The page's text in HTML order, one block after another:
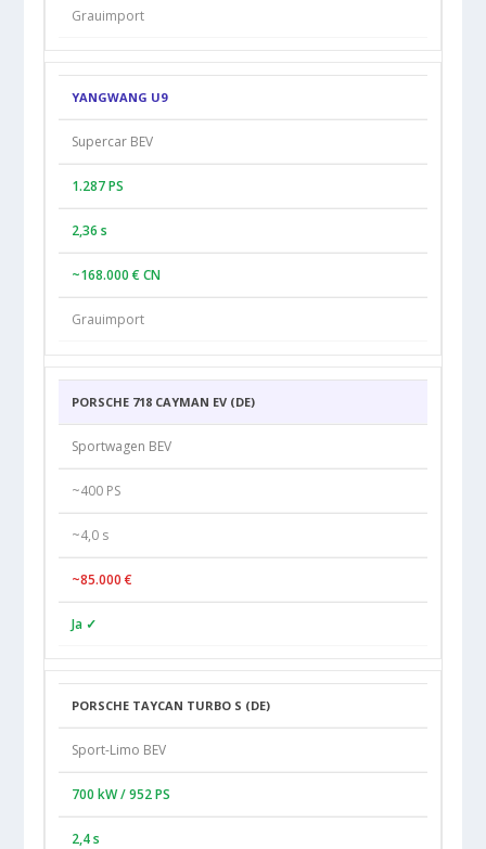
Grauimport
YANGWANG U9
Supercar BEV
1.287 PS
2,36 s
~168.000 € CN
Grauimport
PORSCHE 718 CAYMAN EV (DE)
Sportwagen BEV
~400 PS
~4,0 s
~85.000 €
Ja ✓
PORSCHE TAYCAN TURBO S (DE)
Sport-Limo BEV
700 kW / 952 PS
2,4 s